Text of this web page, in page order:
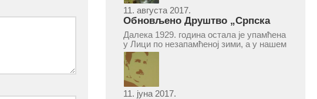
11. августа 2017.
Обновљено Друштво „Српска
народна читаоница и књижница“
у Врепцу
Далека 1929. година остала је упамћена
у Лици по незапамћеној зими, а у нашем
Врепцу и по оснивању Друштва „Српска
народна читаоница и књижница у
Врепцу“. Потакнути потребом за
културним и духовним уздизањем
група...
11. јуна 2017.